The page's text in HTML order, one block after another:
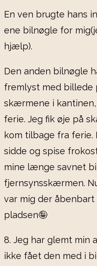
En ven brugte hans
ene bilnøgle for
hjælp).
Den anden bilnøgle
fremlyst med billede
skærmene i
ferie. Jeg fik øje på
kom tilbage fra
sidde og spise
mine længe savnet
fjernsynsskærmen.
var mig der
pladsen🤪
8. Jeg har glemt min
ikke fået den med i